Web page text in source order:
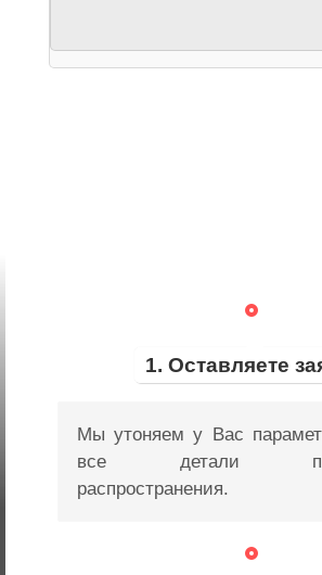
1. Оставляете
Мы утоняем у Вас
все детали
распространения.